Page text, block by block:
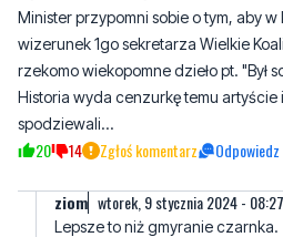
Historia wyda cenzurkę temu artyście i
spodziewali...
20 14 Zgłoś komentarz
ziom wtorek, 9 stycznia 2024 -
Lepsze to niż gmyranie czarnka.
Nauczyciel poniedziałek, 8 stycznia 2024 -